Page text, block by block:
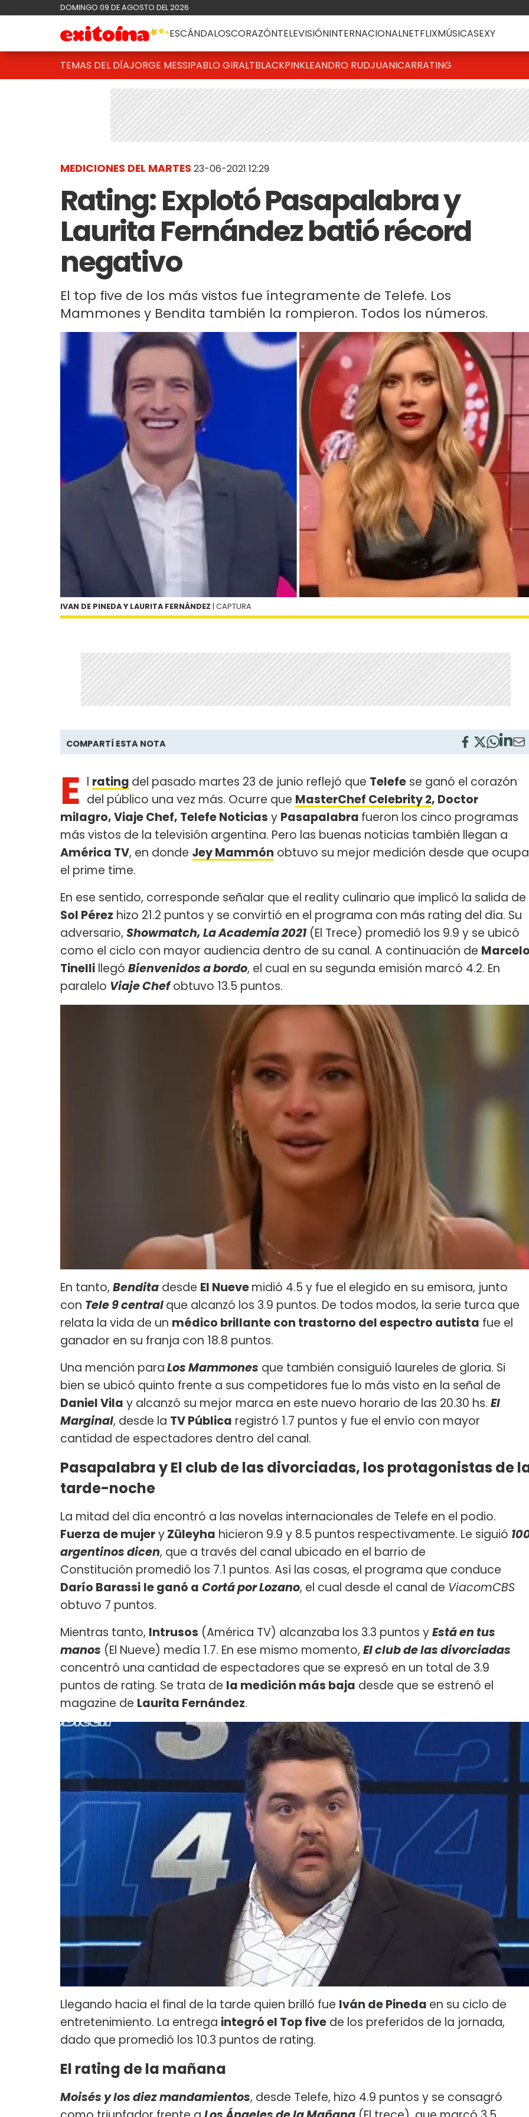
DOMINGO 09 DE AGOSTO DEL 2026
ESCÁNDALOSCORAZÓNTELEVISIÓNINTERNACIONALNETFLIXMÚSICASEXY
TEMAS DEL DÍAJORGE MESSIPABLO GIRALTBLACKPINKLEANDRO RUDJUANICARRATING
MEDICIONES DEL MARTES 23-06-2021 12:29
Rating: Explotó Pasapalabra y
Laurita Fernández batió récord
negativo
El top five de los más vistos fue íntegramente de Telefe. Los
Mammones y Bendita también la rompieron. Todos los números.
IVAN DE PINEDA Y LAURITA FERNÁNDEZ | CAPTURA
COMPARTÍ ESTA NOTA
E l rating del pasado martes 23 de junio reflejó que Telefe se ganó el corazón
del público una vez más. Ocurre que MasterChef Celebrity 2, Doctor
milagro, Viaje Chef, Telefe Noticias y Pasapalabra fueron los cinco programas
más vistos de la televisión argentina. Pero las buenas noticias también llegan a
América TV, en donde Jey Mammón obtuvo su mejor medición desde que ocupa
el prime time.
En ese sentido, corresponde señalar que el reality culinario que implicó la salida de
Sol Pérez hizo 21.2 puntos y se convirtió en el programa con más rating del día. Su
adversario, Showmatch, La Academia 2021(El Trece) promedió los 9.9 y se ubicó
como el ciclo con mayor audiencia dentro de su canal. A continuación de
Tinelli llegó Bienvenidos a bordo, el cual en su segunda emisión marcó 4.2. En
paralelo Viaje Chefobtuvo 13.5 puntos.
En tanto, Bendita desde El Nuevemidió 4.5 y fue el elegido en su emisora, junto
con Tele 9 centralque alcanzó los 3.9 puntos. De todos modos, la serie turca que
relata la vida de un médico brillante con trastorno del espectro autista fue el
ganador en su franja con 18.8 puntos.
Una mención paraLos Mammones que también consiguió laureles de gloria. Si
bien se ubicó quinto frente a sus competidores fue lo más visto en la señal de
Daniel Vila y alcanzó su mejor marca en este nuevo horario de las 20.30 hs. El
Marginal, desde la TV Pública registró 1.7 puntos y fue el envío con mayor
cantidad de espectadores dentro del canal.
Pasapalabra y El club de las divorciadas, los protagonistas de
tarde-noche
La mitad del día encontró a las novelas internacionales de Telefe en el podio.
Fuerza de mujeryZüleyha hicieron 9.9 y 8.5 puntos respectivamente. Le siguió
argentinos dicen, que a través del canal ubicado en el barrio de
Constitución promedió los 7.1 puntos. Así las cosas, el programa que conduce
Darío Barassi le ganó a Cortá por Lozano, el cual desde el canal de ViacomCBS
obtuvo 7 puntos.
Mientras tanto, Intrusos (América TV) alcanzaba los 3.3 puntos yEstá en tus
manos (El Nueve) medía 1.7. En ese mismo momento, El club de las divorciadas
concentró una cantidad de espectadores que se expresó en un total de 3.9
puntos de rating. Se trata de la medición más baja desde que se estrenó el
magazine de Laurita Fernández.
Llegando hacia el final de la tarde quien brilló fue Iván de Pineda en su ciclo de
entretenimiento. La entrega integró el Top five de los preferidos de la jornada,
dado que promedió los 10.3 puntos de rating.
El rating de la mañana
Moisés y los diez mandamientos, desde Telefe, hizo 4.9 puntos y se consagró